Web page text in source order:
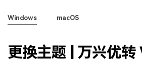
DVD刻录
Windows macOS
更换主题 | 万兴优